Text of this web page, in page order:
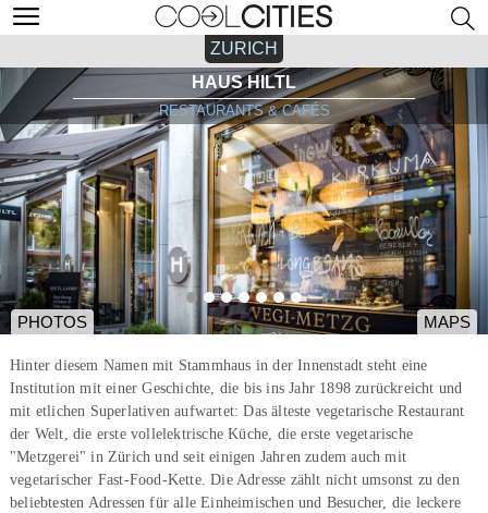
ZURICH
HAUS HILTL
RESTAURANTS & CAFÉS
PHOTOS MAPS
Hinter diesem Namen mit Stammhaus in der Innenstadt steht eine
Institution mit einer Geschichte, die bis ins Jahr 1898 zurückreicht und
mit etlichen Superlativen aufwartet: Das älteste vegetarische Restaurant
der Welt, die erste vollelektrische Küche, die erste vegetarische
"Metzgerei" in Zürich und seit einigen Jahren zudem auch mit
vegetarischer Fast-Food-Kette. Die Adresse zählt nicht umsonst zu den
beliebtesten Adressen für alle Einheimischen und Besucher, die leckere